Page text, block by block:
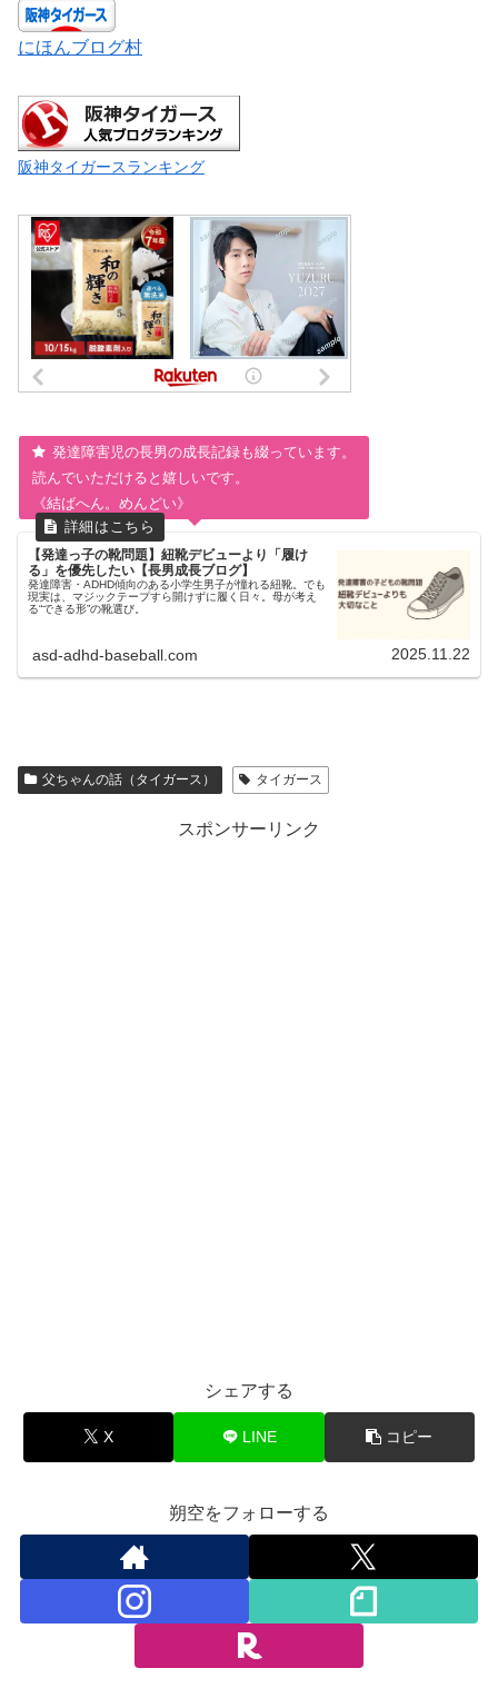
にほんブログ村
阪神タイガースランキング
発達障害児の長男の成長記録も綴っています。
読んでいただけると嬉しいです。
《結ばへん。めんどい》
【発達っ子の靴問題】紐靴デビューより「履け
る」を優先したい【長男成長ブログ】
発達障害・ADHD傾向のある小学生男子が憧れる紐靴。でも
現実は、マジックテープすら開けずに履く日々。母が考え
る“できる形”の靴選び。
asd-adhd-baseball.com 2025.11.22
父ちゃんの話（タイガース） タイガース
スポンサーリンク
シェアする
X LINE コピー
朔空をフォローする